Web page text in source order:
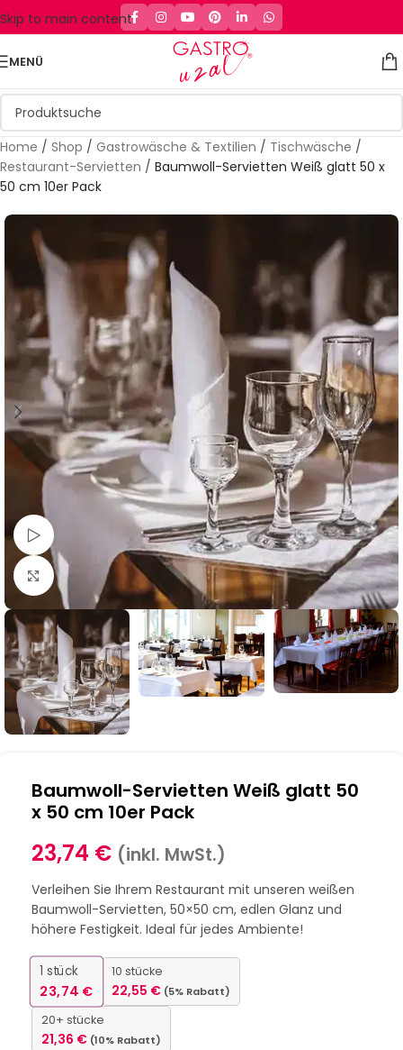
Skip to main content
MENÜ
Home / Shop / Gastrowäsche & Textilien / Tischwäsche /
Restaurant-Servietten / Baumwoll-Servietten Weiß glatt 50 x
50 cm 10er Pack
Schau Video
Klick zum Vergrößern
Baumwoll-Servietten Weiß glatt 50
x 50 cm 10er Pack
23,74 € (inkl. MwSt.)
Verleihen Sie Ihrem Restaurant mit unseren weißen
Baumwoll-Servietten, 50×50 cm, edlen Glanz und
höhere Festigkeit. Ideal für jedes Ambiente!
1 stück
23,74 €
10 stücke
22,55 € (5% Rabatt)
20+ stücke
21,36 € (10% Rabatt)